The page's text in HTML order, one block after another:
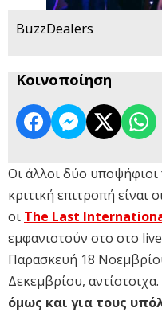
BuzzDealers
Κοινοποίηση
Οι άλλοι δύο
κριτική επιτροπή είναι
οι The Last
εμφανιστούν στο στο
Παρασκευή 18
Δεκεμβρίου, αντίστοιχα.
όμως και για τους